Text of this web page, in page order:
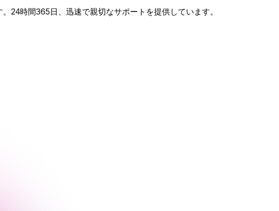
24時間365日、迅速で親切なサポートを提供しています。